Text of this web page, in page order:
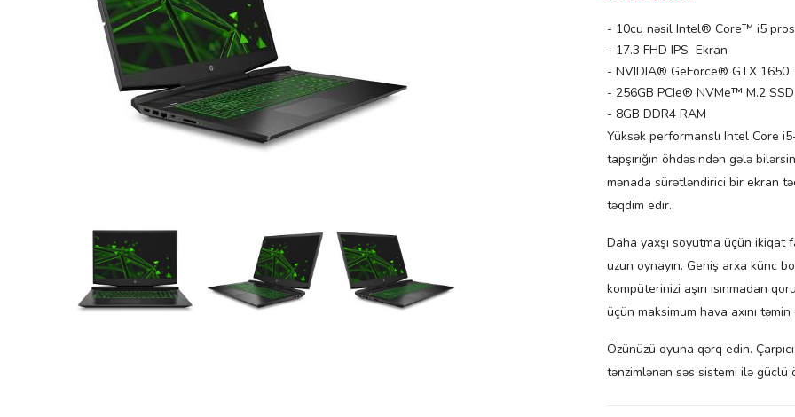
- 10cu nəsil Intel® Core™ i5
- 17.3 FHD IPS Ekran
- NVIDIA® GeForce® GTX 1650
- 256GB PCIe® NVMe™ M.2 SSD
- 8GB DDR4 RAM
Yüksək performanslı Intel Core
tapşırığın öhdəsindən gələ
mənada sürətləndirici bir ekran
təqdim edir.
Daha yaxşı soyutma üçün ikiqat
uzun oynayın. Geniş arxa künc
kompüterinizi aşırı ısınmadan
üçün maksimum hava axını təmin
Özünüzü oyuna qərq edin.
tənzimlənən səs sistemi ilə güclü